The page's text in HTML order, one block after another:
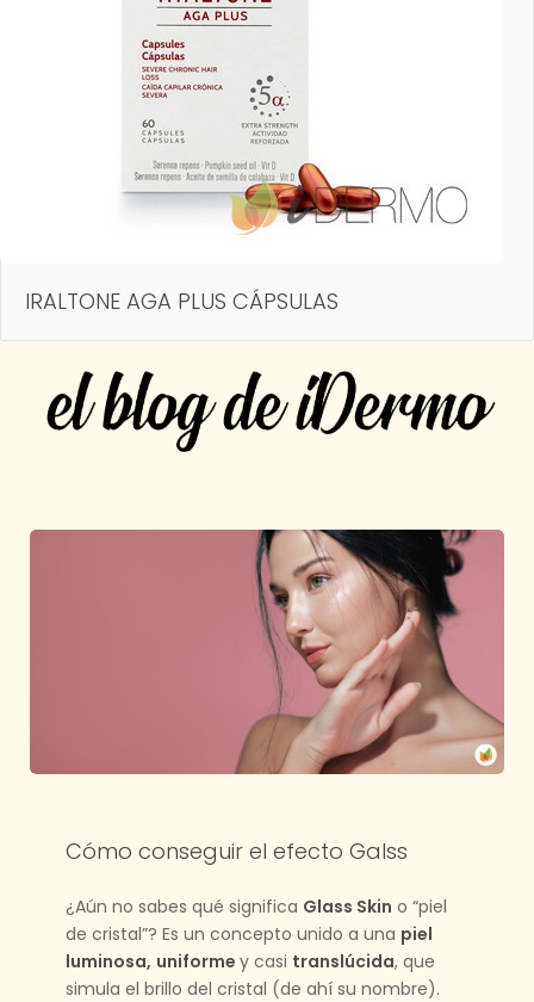
IRALTONE AGA PLUS CÁPSULAS
Cómo conseguir el efecto Galss
¿Aún no sabes qué significa Glass Skin o “piel
de cristal”? Es un concepto unido a una piel
luminosa, uniforme y casi translúcida, que
simula el brillo del cristal (de ahí su nombre).